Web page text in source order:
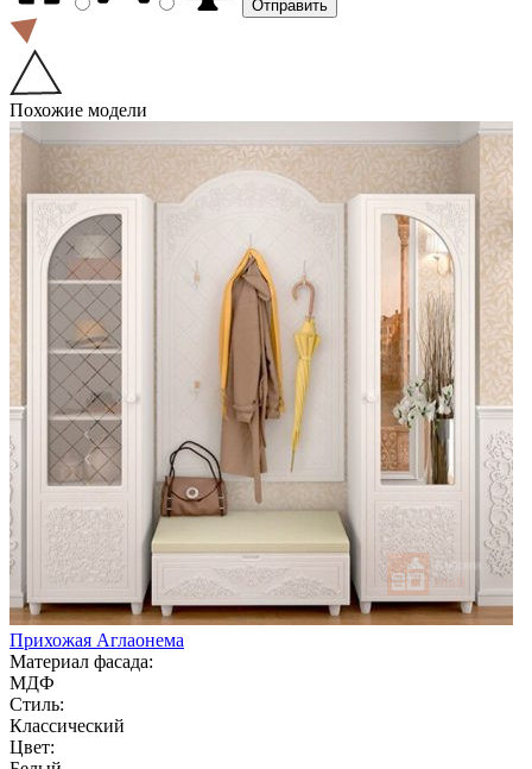
Похожие модели
Прихожая Аглаонема
Материал фасада:
МДФ
Стиль:
Классический
Цвет: